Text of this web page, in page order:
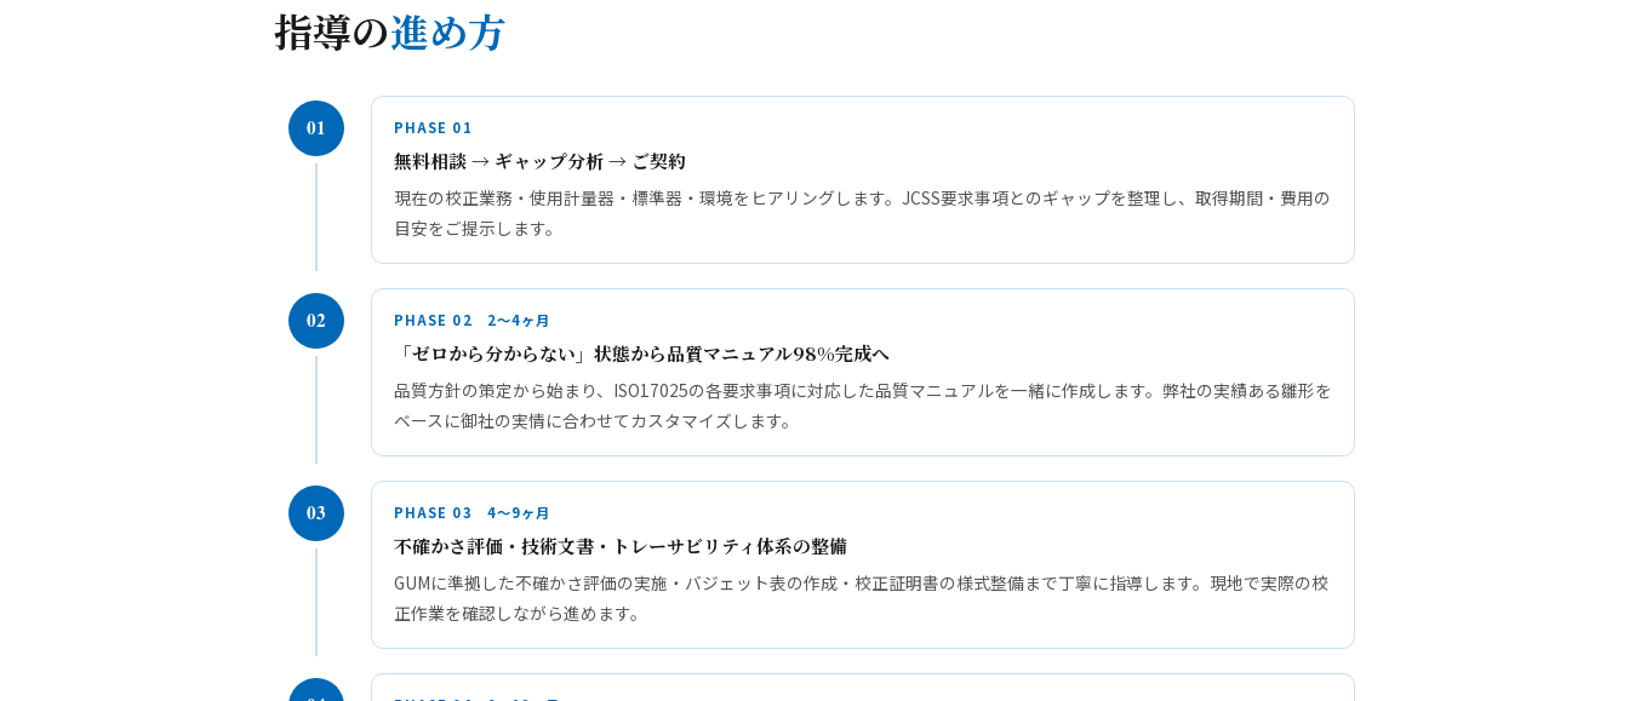
指導の進め方
01 PHASE 01
無料相談 → ギャップ分析 → ご契約
現在の校正業務・使用計量器・標準器・環境をヒアリングします。JCSS要求事項とのギャップを整理し、取得期間・費用の
目安をご提示します。
02 PHASE 02 2〜4ヶ月
「ゼロから分からない」状態から品質マニュアル98%完成へ
品質方針の策定から始まり、ISO17025の各要求事項に対応した品質マニュアルを一緒に作成します。弊社の実績ある雛形を
ベースに御社の実情に合わせてカスタマイズします。
03 PHASE 03 4〜9ヶ月
不確かさ評価・技術文書・トレーサビリティ体系の整備
GUMに準拠した不確かさ評価の実施・バジェット表の作成・校正証明書の様式整備まで丁寧に指導します。現地で実際の校
正作業を確認しながら進めます。